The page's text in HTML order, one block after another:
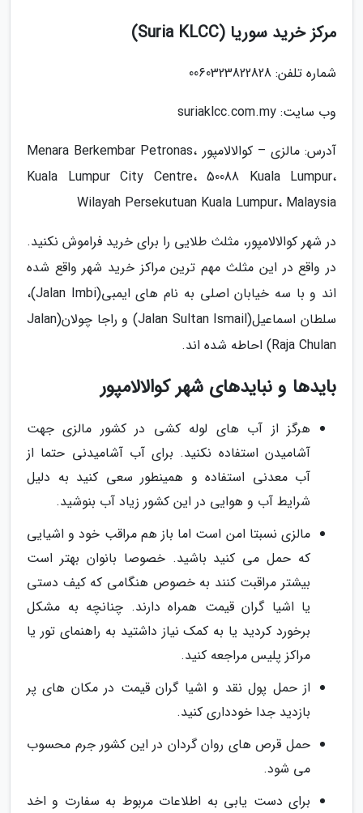
مرکز خرید سوریا (Suria KLCC)
شماره تلفن: 0060323822828
وب سایت: suriaklcc.com.my
آدرس: مالزی – کوالالامپور Menara Berkembar Petronas،
Kuala Lumpur City Centre، 50088 Kuala Lumpur،
Wilayah Persekutuan Kuala Lumpur، Malaysia
در شهر کوالالامپور، مثلث طلایی را برای خرید فراموش نکنید.
در واقع در این مثلث مهم ترین مراکز خرید شهر واقع شده
اند و با سه خیابان اصلی به نام های ایمبی(Jalan Imbi)،
سلطان اسماعیل(Jalan Sultan Ismail) و راجا چولان(Jalan
Raja Chulan) احاطه شده اند.
بایدها و نبایدهای شهر کوالالامپور
هرگز از آب های لوله کشی در کشور مالزی جهت
آشامیدن استفاده نکنید. برای آب آشامیدنی حتما از
آب معدنی استفاده و همینطور سعی کنید به دلیل
شرایط آب و هوایی در این کشور زیاد آب بنوشید.
مالزی نسبتا امن است اما باز هم مراقب خود و اشیایی
که حمل می کنید باشید. خصوصا بانوان بهتر است
بیشتر مراقبت کنند به خصوص هنگامی که کیف دستی
یا اشیا گران قیمت همراه دارند. چنانچه به مشکل
برخورد کردید یا به کمک نیاز داشتید به راهنمای تور یا
مراکز پلیس مراجعه کنید.
از حمل پول نقد و اشیا گران قیمت در مکان های پر
بازدید جدا خودداری کنید.
حمل قرص های روان گردان در این کشور جرم محسوب
می شود.
برای دست یابی به اطلاعات مربوط به سفارت و اخد